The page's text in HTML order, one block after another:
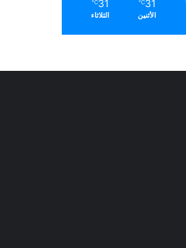
31
℃
الأثنين
31
℃
الثلاثاء